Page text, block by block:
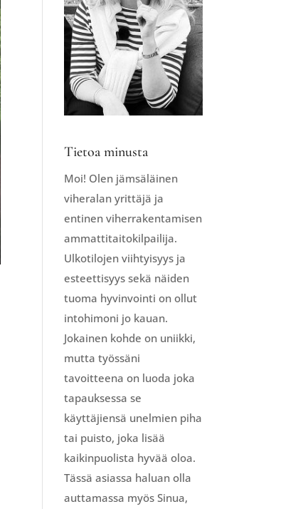
Tietoa minusta
Moi! Olen jämsäläinen
viheralan yrittäjä ja
entinen viherrakentamisen
ammattitaitokilpailija.
Ulkotilojen viihtyisyys ja
esteettisyys sekä näiden
tuoma hyvinvointi on ollut
intohimoni jo kauan.
Jokainen kohde on uniikki,
mutta työssäni
tavoitteena on luoda joka
tapauksessa se
käyttäjiensä unelmien piha
tai puisto, joka lisää
kaikinpuolista hyvää oloa.
Tässä asiassa haluan olla
auttamassa myös Sinua,